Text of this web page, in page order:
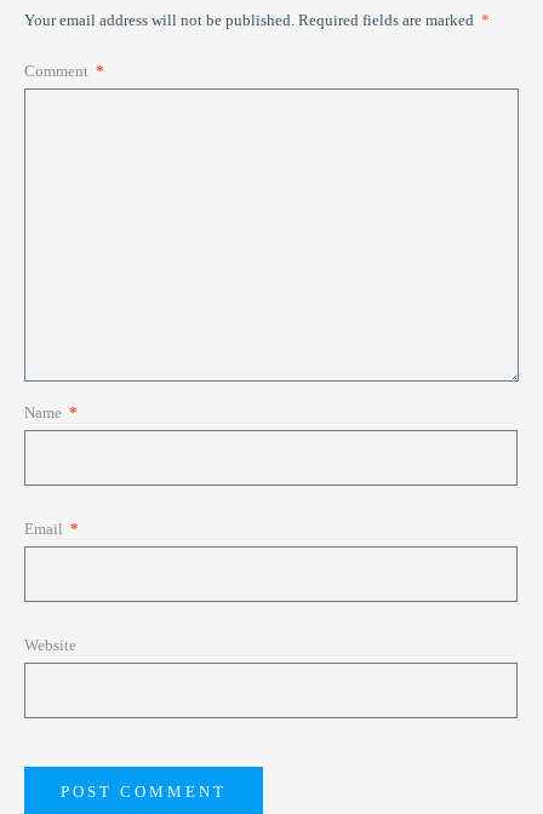
Your email address will not be published. Required fields are marked *
Comment *
Name *
Email *
Website